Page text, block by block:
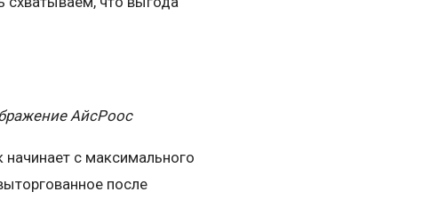
АйсРоос
с максимального
после